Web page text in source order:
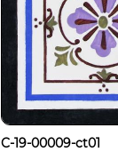
C-19-00009-ct01